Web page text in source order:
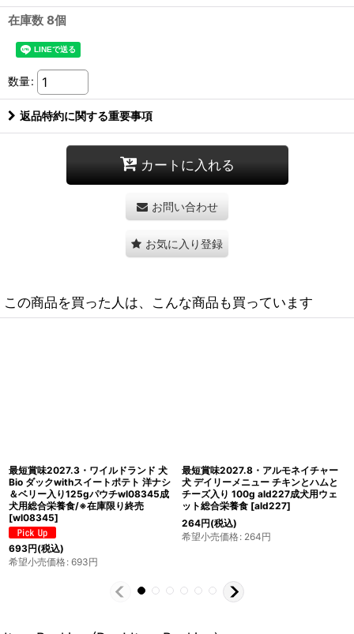
在庫数 8個
数量:
返品特約に関する重要事項
カートに入れる
お問い合わせ
お気に入り登録
この商品を買った人は、こんな商品も買っています
最短賞味2027.8・アルモネイチャー
犬 デイリーメニュー 七面鳥とズッキ
ーニ入り 100g ald225成犬用ウェッ
ト総合栄養食 [ald225]
264円(税込)
希望小売価格
最短賞味2027.10・ワイルドランド
Bio チキン＆サーモン クランベリー
85gパウチwl06693成猫用総合栄養
食/オーガニック ※在庫限り終売
[wl06693]
500円(税込)